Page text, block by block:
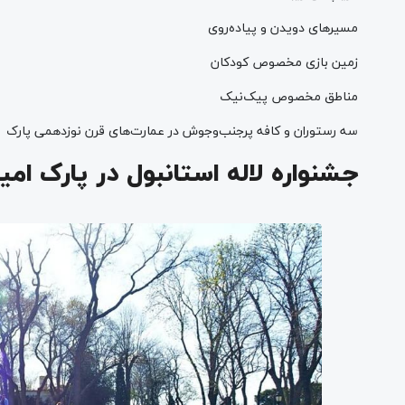
مسیرهای دویدن و پیاده‌روی
زمین بازی مخصوص کودکان
مناطق مخصوص پیک‌نیک
سه رستوران و کافه پرجنب‌وجوش در عمارت‌های قرن نوزدهمی پارک
جشنواره لاله استانبول در پارک